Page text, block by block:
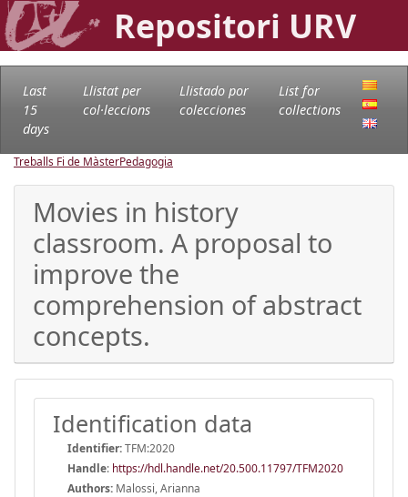
Repositori URV
Last
15
days
Llistat per
col·leccions
Llistado por
colecciones
List for
collections
Treballs Fi de MàsterPedagogia
Movies in history
classroom. A proposal to
improve the
comprehension of abstract
concepts.
Identification data
Identifier:TFM:2020
Handle: https://hdl.handle.net/20.500.11797/TFM2020
Authors: Malossi, Arianna